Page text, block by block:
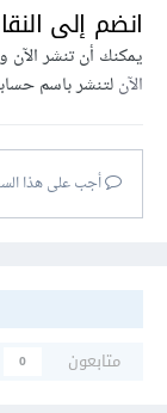
انضم إلى
يمكنك أن تنشر
الآنلتنشر باسم
أجب على هذا
متابعون
0